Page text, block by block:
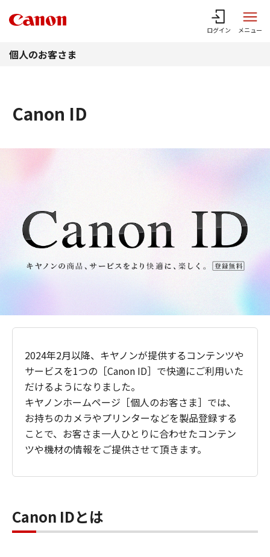
ログイン メニュー
個人のお客さま
Canon ID
2024年2月以降、キヤノンが提供するコンテンツや
サービスを1つの［Canon ID］で快適にご利用いた
だけるようになりました。
キヤノンホームページ［個人のお客さま］では、
お持ちのカメラやプリンターなどを製品登録する
ことで、お客さま一人ひとりに合わせたコンテン
ツや機材の情報をご提供させて頂きます。
Canon IDとは